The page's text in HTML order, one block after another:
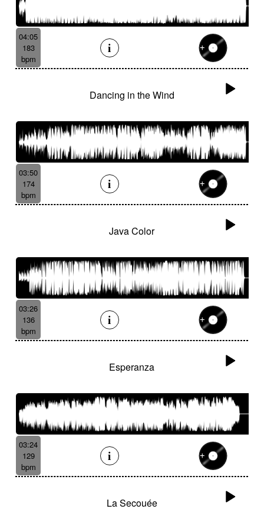
04:05
183
bpm
Dancing in the Wind
03:50
174
bpm
Java Color
03:26
136
bpm
Esperanza
03:24
129
bpm
La Secouée